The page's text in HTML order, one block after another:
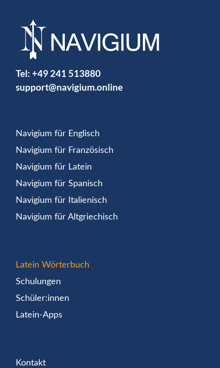
Tel: +49 241 513880
support@navigium.online
Navigium für Englisch
Navigium für Französisch
Navigium für Latein
Navigium für Spanisch
Navigium für Italienisch
Navigium für Altgriechisch
Latein Wörterbuch
Schulungen
Schüler:innen
Latein-Apps
Kontakt